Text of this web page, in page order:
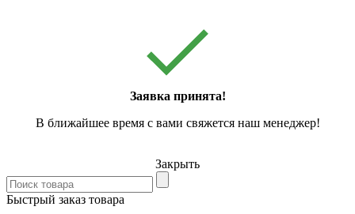
Заявка принята!
В ближайшее время с вами свяжется наш менеджер!
Закрыть
Быстрый заказ товара